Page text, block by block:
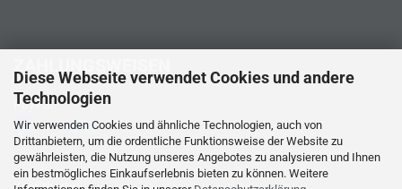
Diese Webseite verwendet Cookies und andere
Technologien
Wir verwenden Cookies und ähnliche Technologien, auch von
Drittanbietern, um die ordentliche Funktionsweise der Website zu
gewährleisten, die Nutzung unseres Angebotes zu analysieren und Ihnen
ein bestmögliches Einkaufserlebnis bieten zu können. Weitere
ZAHLUNGSWEISEN
PayPal